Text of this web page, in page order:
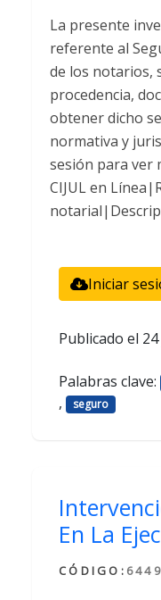
La presente
referente al
de los notarios,
procedencia,
obtener dicho
normativa y
sesión para ver
CIJUL en
Iniciar
Publicado el
Palabras clave:
, seguro
En La
CÓDIGO: 6449